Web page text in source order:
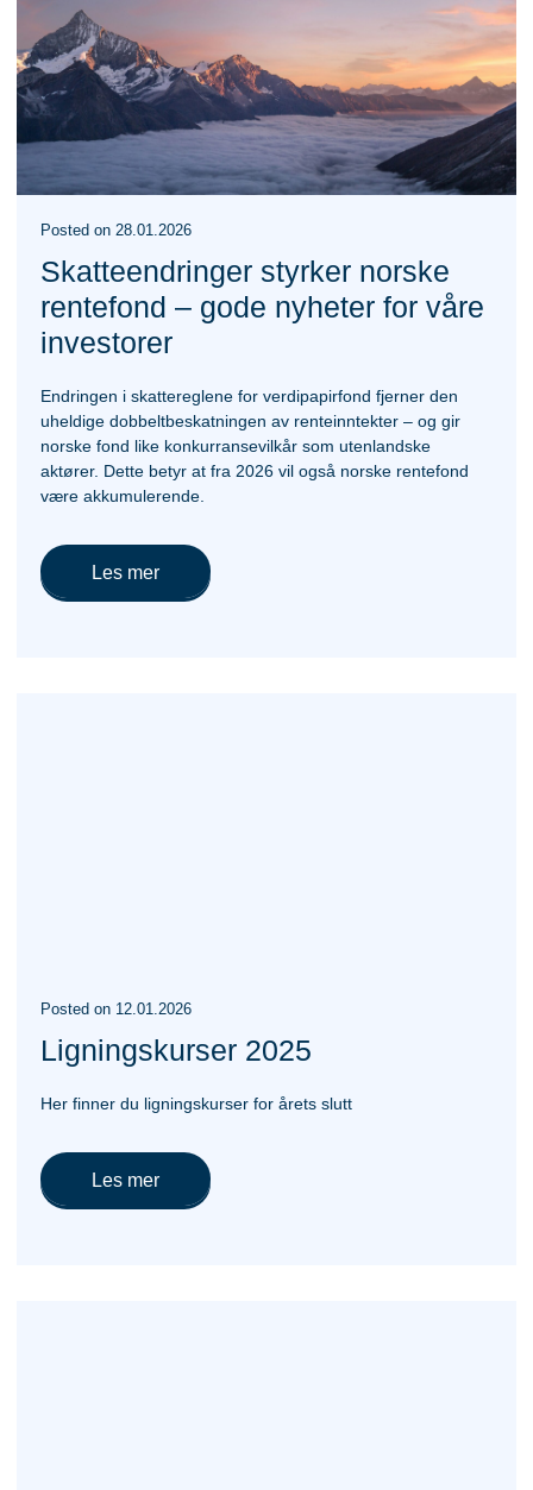
Posted on 28.01.2026
Skatteendringer styrker norske
rentefond – gode nyheter for våre
investorer
Endringen i skattereglene for verdipapirfond fjerner den
uheldige dobbeltbeskatningen av renteinntekter – og gir
norske fond like konkurransevilkår som utenlandske
aktører. Dette betyr at fra 2026 vil også norske rentefond
være akkumulerende.
Les mer
Posted on 12.01.2026
Ligningskurser 2025
Her finner du ligningskurser for årets slutt
Les mer